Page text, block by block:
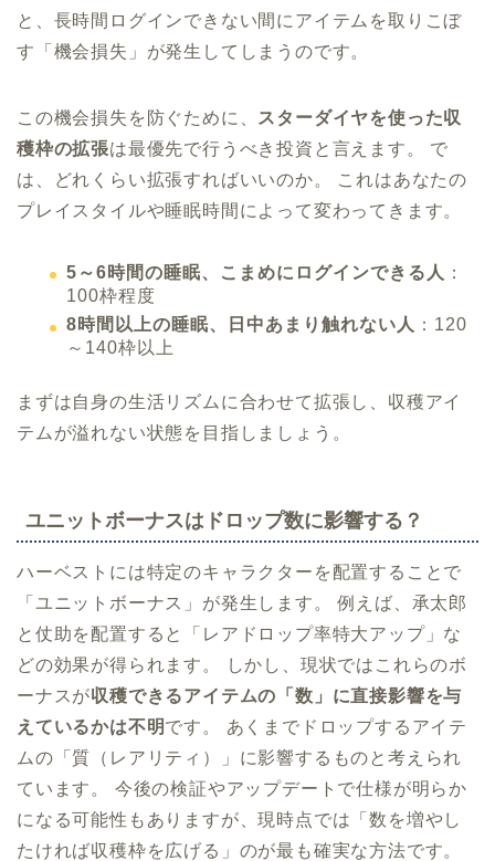
と、長時間ログインできない間にアイテムを取りこぼ
す「機会損失」が発生してしまうのです。
この機会損失を防ぐために、 スターダイヤを使った収
穫枠の拡張は最優先で行うべき投資と言えます。 で
は、どれくらい拡張すればいいのか。 これはあなたの
プレイスタイルや睡眠時間によって変わってきます。
5～6時間の睡眠、こまめにログインできる人 ：
100枠程度
8時間以上の睡眠、日中あまり触れない人 ：120
～140枠以上
まずは自身の生活リズムに合わせて拡張し、収穫アイ
テムが溢れない状態を目指しましょう。
ユニットボーナスはドロップ数に影響する？
ハーベストには特定のキャラクターを配置することで
「ユニットボーナス」が発生します。 例えば、承太郎
と仗助を配置すると「レアドロップ率特大アップ」な
どの効果が得られます。 しかし、現状ではこれらのボ
ーナスが収穫できるアイテムの「数」に直接影響を与
えているかは不明です。 あくまでドロップするアイテ
ムの「質（レアリティ）」に影響するものと考えられ
ています。 今後の検証やアップデートで仕様が明らか
になる可能性もありますが、現時点では「数を増やし
たければ収穫枠を広げる」のが最も確実な方法です。